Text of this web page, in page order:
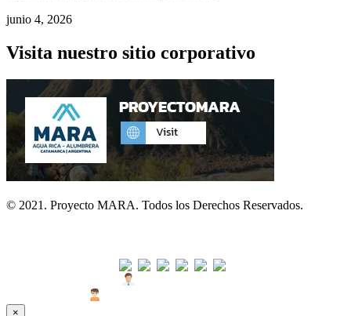
junio 4, 2026
Visita nuestro sitio corporativo
© 2021. Proyecto MARA. Todos los Derechos Reservados.
×